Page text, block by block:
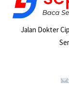
Jalan Dokter